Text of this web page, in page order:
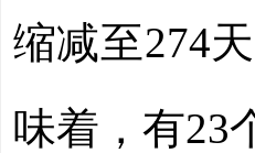
缩减至274
味着，有23